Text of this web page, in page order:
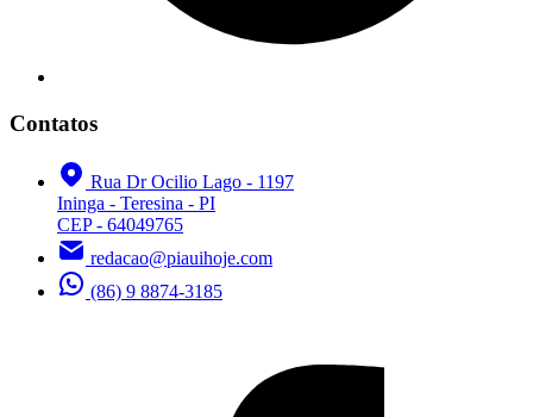
Contatos
Rua Dr Ocilio Lago - 1197
Ininga - Teresina - PI
CEP - 64049765
redacao@piauihoje.com
(86) 9 8874-3185